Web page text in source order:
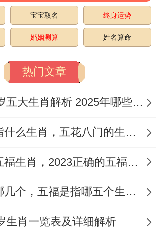
宝宝取名 终身运势
婚姻测算 姓名算命
热门文章
2025年犯太岁五大生肖解析 2025年哪些生肖会犯太岁
五花八门是指什么生肖，五花八门的生肖究竟是谁？
哪些生肖是五福生肖，2023正确的五福生肖是哪5位
五福生肖是哪几个，五福是指哪五个生肖动物
生肖一览表及详细解析